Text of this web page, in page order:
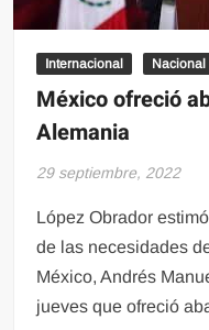
quedaron
Perú
Internacional Nacional
México ofreció
Alemania
29 septiembre, 2022
López Obrador
de las necesidades
México, Andrés
jueves que ofreció